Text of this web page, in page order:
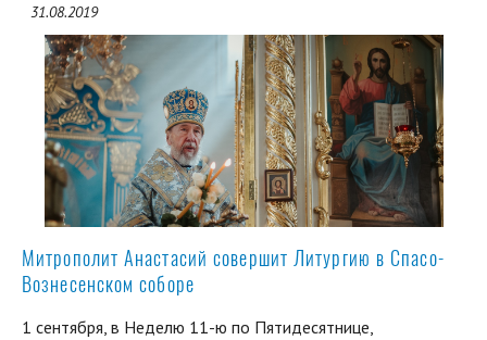
31.08.2019
Митрополит Анастасий совершит Литургию в Спасо-
Вознесенском соборе
1 сентября, в Неделю 11-ю по Пятидесятнице,